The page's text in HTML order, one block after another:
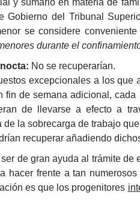
Gobierno del Tribunal
se considere conveniente
durante el
No se recuperarían.
excepcionales a los que
fin de semana adicional,
de llevarse a efecto a
la sobrecarga de trabajo
recuperar añadiendo
de gran ayuda al trámite
hacer frente a tan
es que los progenitores